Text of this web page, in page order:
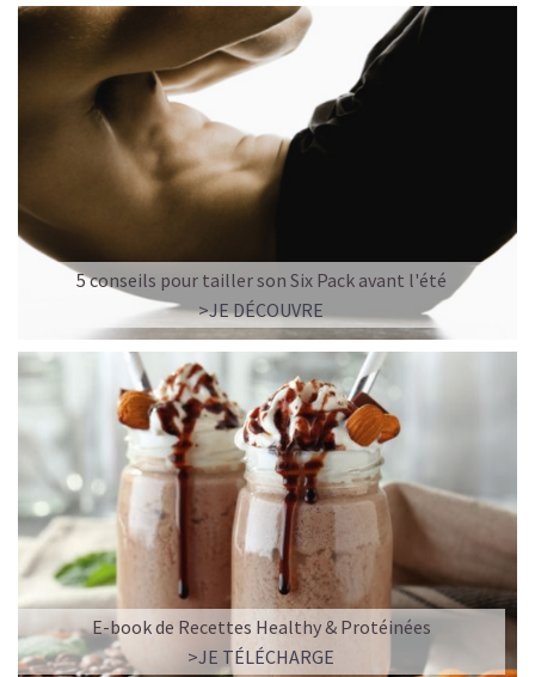
5 conseils pour tailler son Six Pack avant l'été
>JE DÉCOUVRE
E-book de Recettes Healthy & Protéinées
>JE TÉLÉCHARGE